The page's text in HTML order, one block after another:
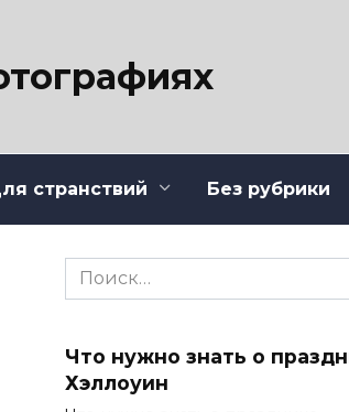
странствий Без рубрики
Search
for:
Что нужно знать о
Хэллоуин